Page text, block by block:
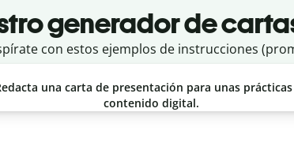
generador de
con estos ejemplos de instrucciones
una carta de presentación para unas
contenido digital.